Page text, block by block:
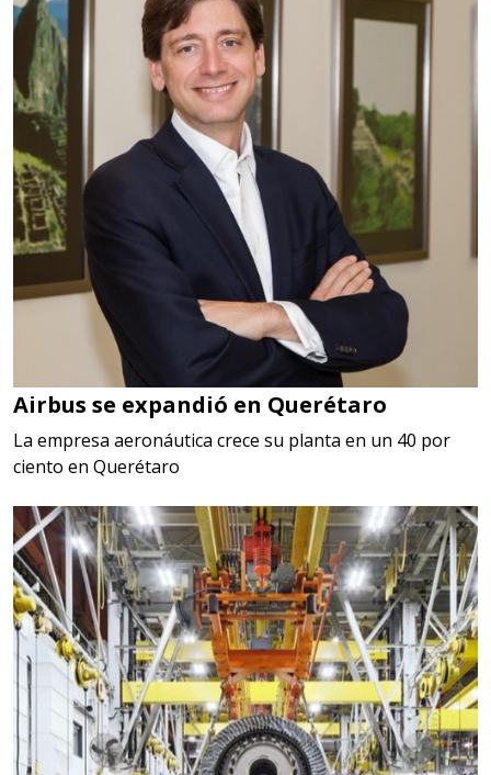
Airbus se expandió en Querétaro
La empresa aeronáutica crece su planta en un 40 por
ciento en Querétaro